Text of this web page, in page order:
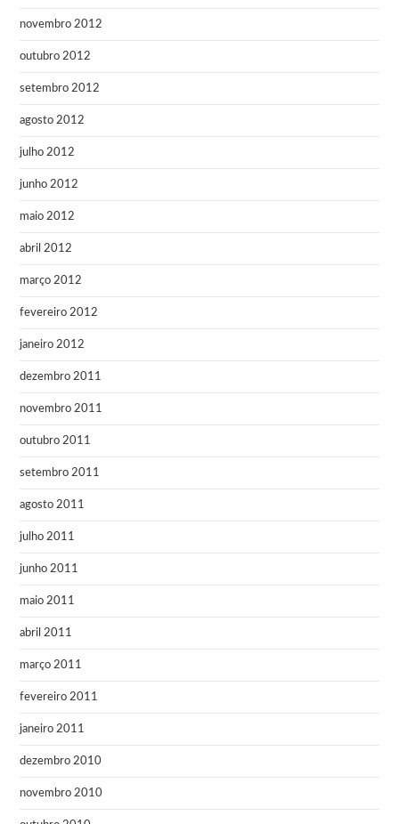
novembro 2012
outubro 2012
setembro 2012
agosto 2012
julho 2012
junho 2012
maio 2012
abril 2012
março 2012
fevereiro 2012
janeiro 2012
dezembro 2011
novembro 2011
outubro 2011
setembro 2011
agosto 2011
julho 2011
junho 2011
maio 2011
abril 2011
março 2011
fevereiro 2011
janeiro 2011
dezembro 2010
novembro 2010